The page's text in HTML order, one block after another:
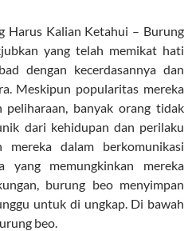
Harus Kalian Ketahui – Burung
yang telah memikat hati
dengan kecerdasannya dan
Meskipun popularitas mereka
peliharaan, banyak orang tidak
dari kehidupan dan perilaku
dalam berkomunikasi
yang memungkinkan mereka
burung beo menyimpan
untuk di ungkap. Di bawah
beo.